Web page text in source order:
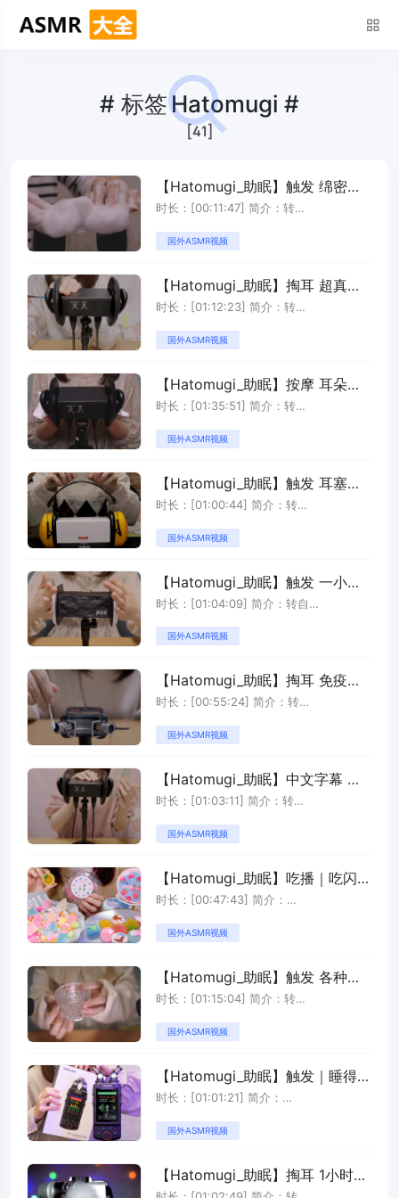
# 标签 Hatomugi #
[41]
【Hatomugi_助眠】触发 绵密泡
沫的触发音
时长：[00:11:47] 简介：转
国外ASMR视频
【Hatomugi_助眠】掏耳 超真实6
种清洁耳朵的声音
时长：[01:12:23] 简介：转
国外ASMR视频
【Hatomugi_助眠】按摩 耳朵按
摩高质量无人声助眠系列
时长：[01:35:51] 简介：转
国外ASMR视频
【Hatomugi_助眠】触发 耳塞、
窃听和抓挠耳机禁止讲话
时长：[01:00:44] 简介：转
国外ASMR视频
【Hatomugi_助眠】触发 一小时
各种各样的触发音无人声高质量助
时长：[01:04:09] 简介：转自
国外ASMR视频
【Hatomugi_助眠】掏耳 免疫必
听的超真实穿透耳膜触发音助眠系
时长：[00:55:24] 简介：转
国外ASMR视频
【Hatomugi_助眠】中文字幕 轻
声日语和一些触发音帮你助眠
时长：[01:03:11] 简介：转
国外ASMR视频
【Hatomugi_助眠】吃播｜吃闪亮
可爱的京都丸之点心( 1080 X
助眠】吃播｜吃闪亮可爱的京都丸
时长：[00:47:43] 简介：
国外ASMR视频
【Hatomugi_助眠】触发 各种玻
璃触发音敲击声
时长：[01:15:04] 简介：转
国外ASMR视频
【Hatomugi_助眠】触发｜睡得很
沉，大脑太厉害了！( 1080 X
助眠】触发｜睡得很沉，大脑太厉
时长：[01:01:21] 简介：
国外ASMR视频
【Hatomugi_助眠】掏耳 1小时深
层次的耳部清洁和免疫治疗